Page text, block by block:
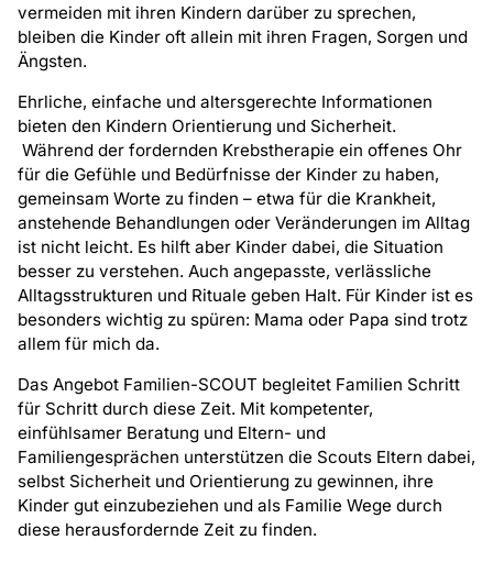
vermeiden mit ihren Kindern darüber zu sprechen,
bleiben die Kinder oft allein mit ihren Fragen, Sorgen und
Ängsten.
Ehrliche, einfache und altersgerechte Informationen
bieten den Kindern Orientierung und Sicherheit.
Während der fordernden Krebstherapie ein offenes Ohr
für die Gefühle und Bedürfnisse der Kinder zu haben,
gemeinsam Worte zu finden – etwa für die Krankheit,
anstehende Behandlungen oder Veränderungen im Alltag
ist nicht leicht. Es hilft aber Kinder dabei, die Situation
besser zu verstehen. Auch angepasste, verlässliche
Alltagsstrukturen und Rituale geben Halt. Für Kinder ist es
besonders wichtig zu spüren: Mama oder Papa sind trotz
allem für mich da.
Das Angebot Familien-SCOUT begleitet Familien Schritt
für Schritt durch diese Zeit. Mit kompetenter,
einfühlsamer Beratung und Eltern- und
Familiengesprächen unterstützen die Scouts Eltern dabei,
selbst Sicherheit und Orientierung zu gewinnen, ihre
Kinder gut einzubeziehen und als Familie Wege durch
diese herausfordernde Zeit zu finden.